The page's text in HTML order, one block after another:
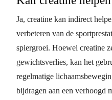
Ja, creatine kan indirect
verbeteren van de
spiergroei. Hoewel creatine
gewichtsverlies, kan het
regelmatige
bijdragen aan een verhoogd